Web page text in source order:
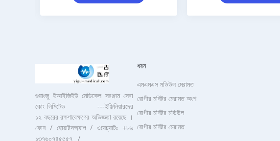
গুয়াংজু ইআইজিইউ মেডিকেল সরঞ্জাম সেবা
কোং লিমিটেড ---ইঞ্জিনিয়ারদের
১২ বছরের রক্ষণাবেক্ষণের অভিজ্ঞতা রয়েছে ।
ফোন / হোয়াটসঅ্যাপ / ওয়েচ্যাটঃ +৮৬
১৩৭৬০৭৪৫৫৫৭ /
ধরন
রোগীর মনিটর মেরামত
এমএমএস মডিউল মেরামত
রোগীর মনিটর মেরামত অংশ
রোগীর মনিটর মডিউল